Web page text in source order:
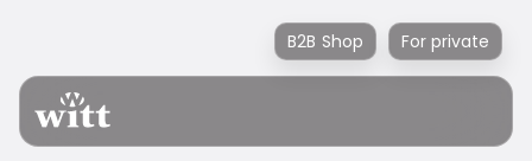
B2B Shop For private